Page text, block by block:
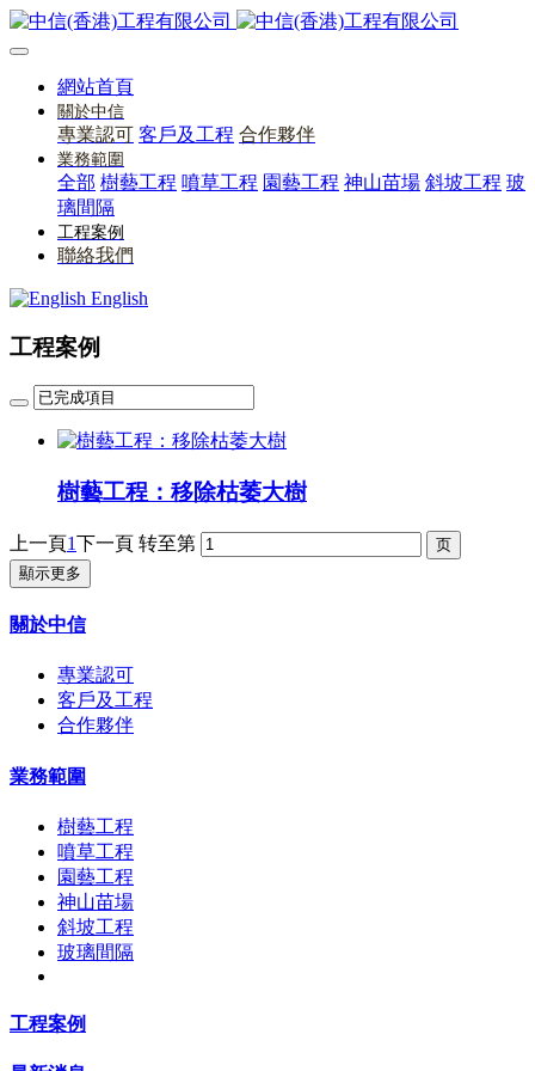
網站首頁
關於中信
專業認可 客戶及工程 合作夥伴
業務範圍
全部 樹藝工程 噴草工程 園藝工程 神山苗場 斜坡工程 玻
璃間隔
工程案例
聯絡我們
English
工程案例
樹藝工程：移除枯萎大樹
上一頁1下一頁 转至第
顯示更多
關於中信
專業認可
客戶及工程
合作夥伴
業務範圍
樹藝工程
噴草工程
園藝工程
神山苗場
斜坡工程
玻璃間隔
工程案例